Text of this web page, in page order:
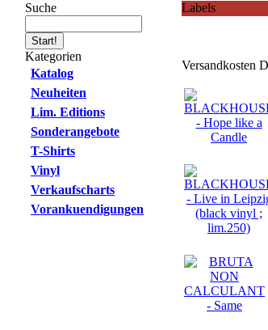
Suche
Kategorien
Katalog
Neuheiten
Lim. Editions
Sonderangebote
T-Shirts
Vinyl
Verkaufscharts
Vorankuendigungen
Labels
Versandkosten